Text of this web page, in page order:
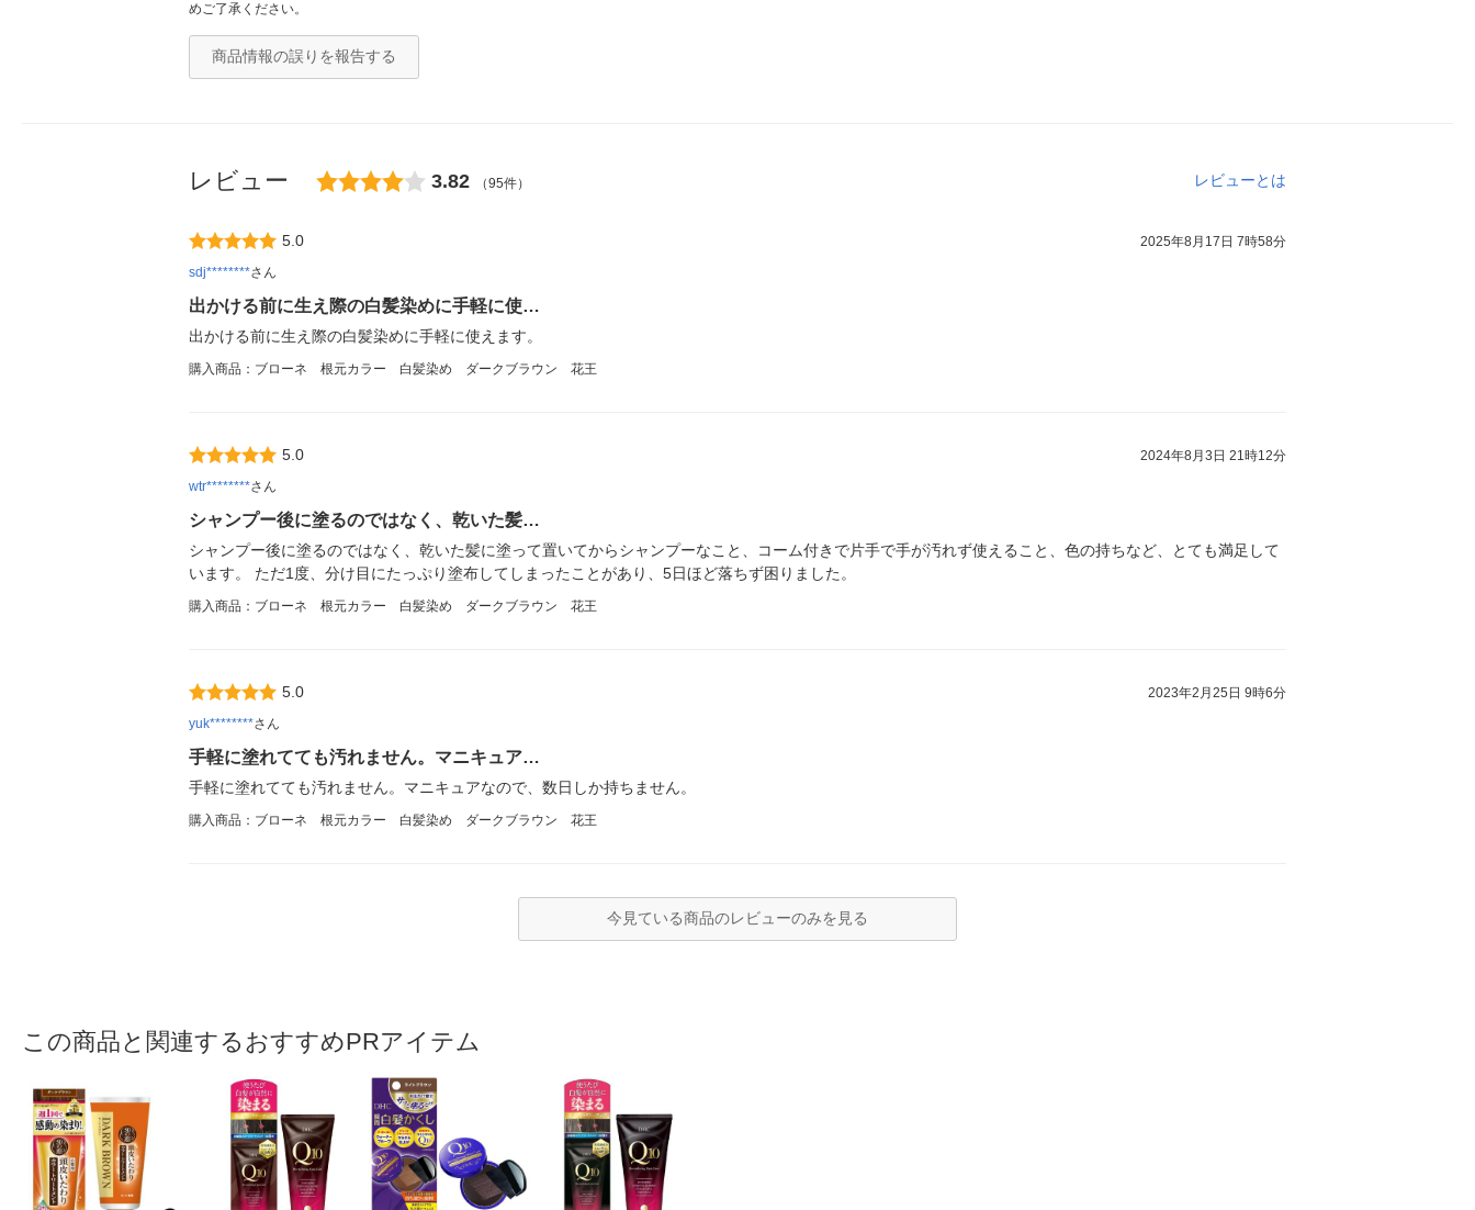
めご了承ください。
商品情報の誤りを報告する
レビュー 3.82 （95件） レビューとは
5.0
2025年8月17日 7時58分
sdj********さん
出かける前に生え際の白髪染めに手軽に使…
出かける前に生え際の白髪染めに手軽に使えます。
購入商品：ブローネ 根元カラー 白髪染め ダークブラウン 花王
5.0
2024年8月3日 21時12分
wtr********さん
シャンプー後に塗るのではなく、乾いた髪…
シャンプー後に塗るのではなく、乾いた髪に塗って置いてからシャンプーなこと、コーム付きで片手で手が汚れず使えること、色の持ちなど、とても満足して
います。 ただ1度、分け目にたっぷり塗布してしまったことがあり、5日ほど落ちず困りました。
購入商品：ブローネ 根元カラー 白髪染め ダークブラウン 花王
5.0
2023年2月25日 9時6分
yuk********さん
手軽に塗れてても汚れません。マニキュア…
手軽に塗れてても汚れません。マニキュアなので、数日しか持ちません。
購入商品：ブローネ 根元カラー 白髪染め ダークブラウン 花王
今見ている商品のレビューのみを見る
この商品と関連するおすすめPRアイテム